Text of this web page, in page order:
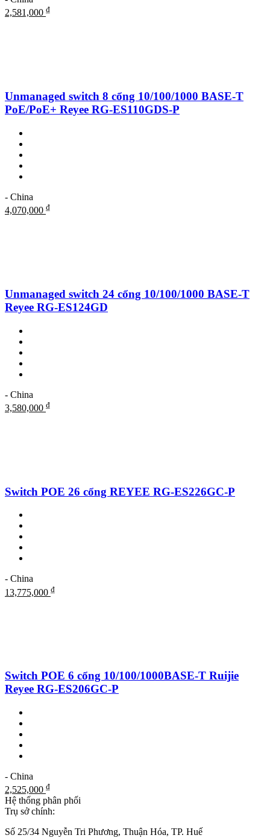
2,581,000 ₫
Unmanaged switch 8 cổng 10/100/1000 BASE-T
PoE/PoE+ Reyee RG-ES110GDS-P
- China
4,070,000 ₫
Unmanaged switch 24 cổng 10/100/1000 BASE-T
Reyee RG-ES124GD
- China
3,580,000 ₫
Switch POE 26 cổng REYEE RG-ES226GC-P
- China
13,775,000 ₫
Switch POE 6 cổng 10/100/1000BASE-T Ruijie
Reyee RG-ES206GC-P
- China
2,525,000 ₫
Hệ thống phân phối
Trụ sở chính:
Số 25/34 Nguyễn Tri Phương, Thuận Hóa, TP. Huế